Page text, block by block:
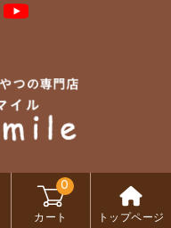
Reserved.
0
カート トップページ